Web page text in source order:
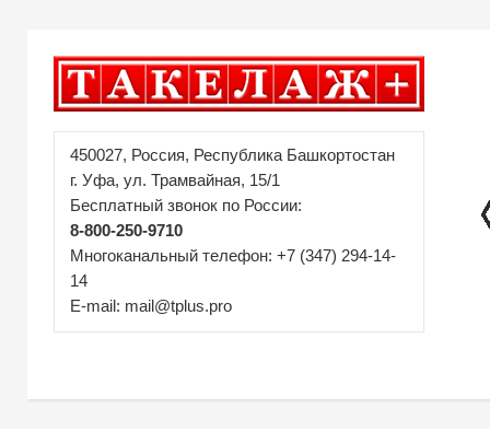
450027, Россия, Республика Башкортостан
г. Уфа, ул. Трамвайная, 15/1
Бесплатный звонок по России:
8-800-250-9710
Многоканальный телефон: +7 (347) 294-14-
14
E-mail: mail@tplus.pro